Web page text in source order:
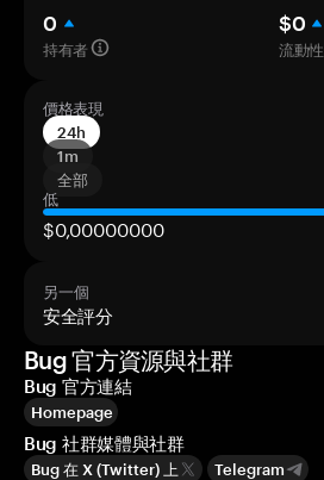
0
持有者
$0
流動性
價格表現
24h
1m
全部
低
$0,00000000
另一個
安全評分
Bug 官方資源與社群
Bug 官方連結
Homepage
Bug 社群媒體與社群
Bug 在 X (Twitter) 上 Telegram